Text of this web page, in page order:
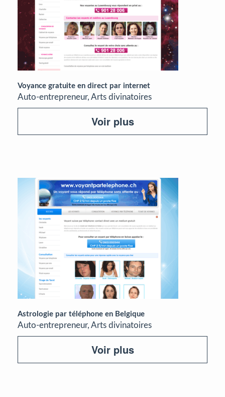
Voyance gratuite en direct par internet
Auto-entrepreneur, Arts divinatoires
Voir plus
Astrologie par téléphone en Belgique
Auto-entrepreneur, Arts divinatoires
Voir plus